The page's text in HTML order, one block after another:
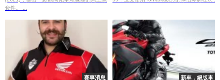
套件。 ...
賽事消息 新車．絕版車